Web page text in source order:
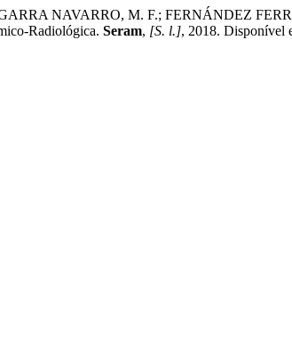
NAVARRO, M. F.; FERNÁNDEZ
Radiológica. Seram, [S. l.], 2018. Disponível